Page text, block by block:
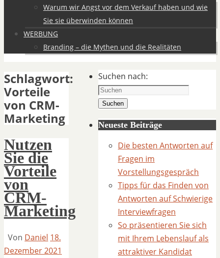
Warum wir Angst vor dem Verkauf haben und wie
Sie sie überwinden können
WERBUNG
Branding – die Mythen und die Realitäten
Schlagwort:
Vorteile
von CRM-
Marketing
Nutzen
Sie die
Vorteile
von
CRM-
Marketing
Von Daniel 18.
Dezember 2021
Suchen nach:
Suchen
Neueste Beiträge
Die besten Antworten auf
Fragen im
Vorstellungsgespräch
Tipps für das Finden von
Antworten auf Schwierige
Interviewfragen
So präsentieren Sie sich
mit Ihrem Lebenslauf als
attraktiver Kandidat